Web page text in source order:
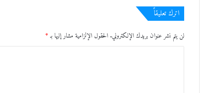
اترك تعليقاً
لن يتم نشر عنوان بريدك الإلكتروني. الحقول الإلزامية مشار إليها بـ*